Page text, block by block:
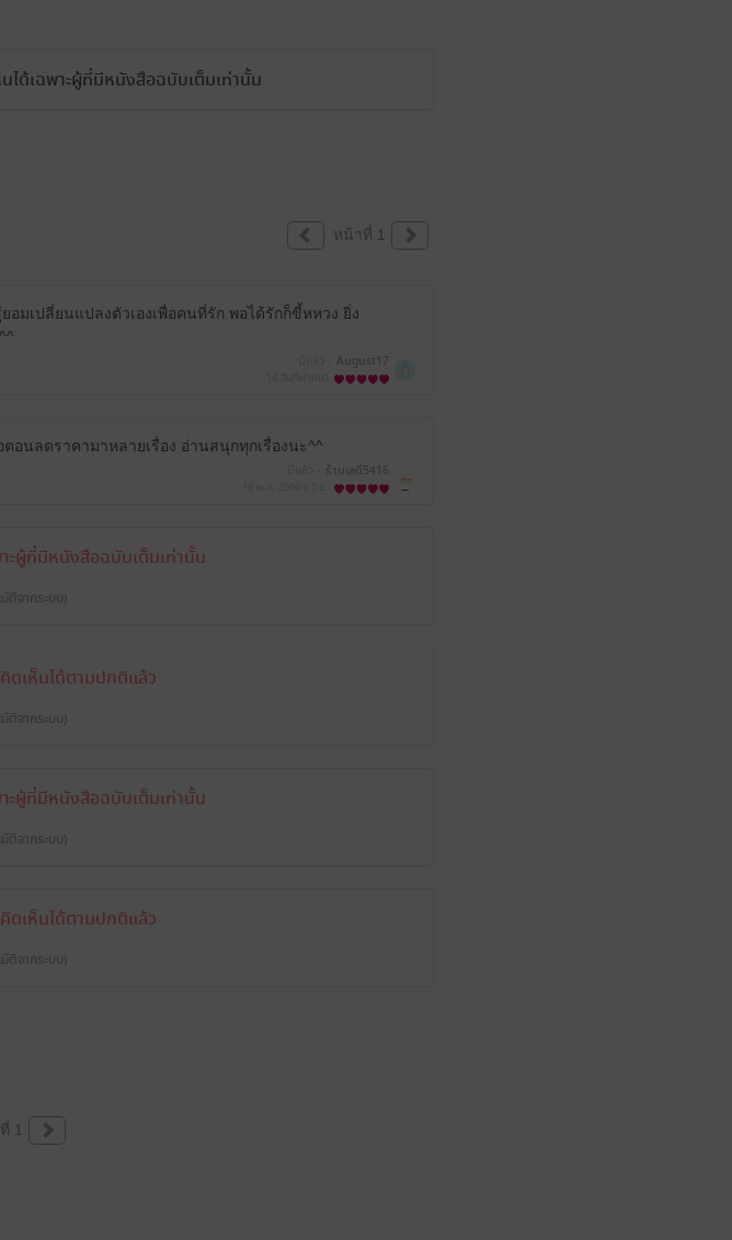
ด้เฉพาะผู้ที่มีหนังสือฉบับเต็มเท่านั้น
หน้าที่ 1
มเปลี่ยนแปลงตัวเองเพื่อคนที่รัก พอได้รักก็ขี้หหวง ยิ่ง
August17
อนลดราคามาหลายเรื่อง อ่านสนุกทุกเรื่องนะ^^
ร้านเลดี5416
ะผู้ที่มีหนังสือฉบับเต็มเท่านั้น
ติจากระบบ)
ดเห็นได้ตามปกติแล้ว
ติจากระบบ)
ะผู้ที่มีหนังสือฉบับเต็มเท่านั้น
ติจากระบบ)
ดเห็นได้ตามปกติแล้ว
ติจากระบบ)
1